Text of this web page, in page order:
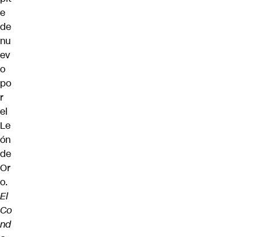
e
de
nu
ev
o
po
r
el
Le
ón
de
Or
o.
El
Co
nd